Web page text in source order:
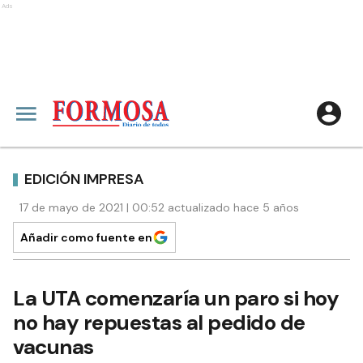
Ads
EDICIÓN IMPRESA
17 de mayo de 2021 | 00:52 actualizado hace 5 años
Añadir como fuente en
La UTA comenzaría un paro si hoy
no hay repuestas al pedido de
vacunas